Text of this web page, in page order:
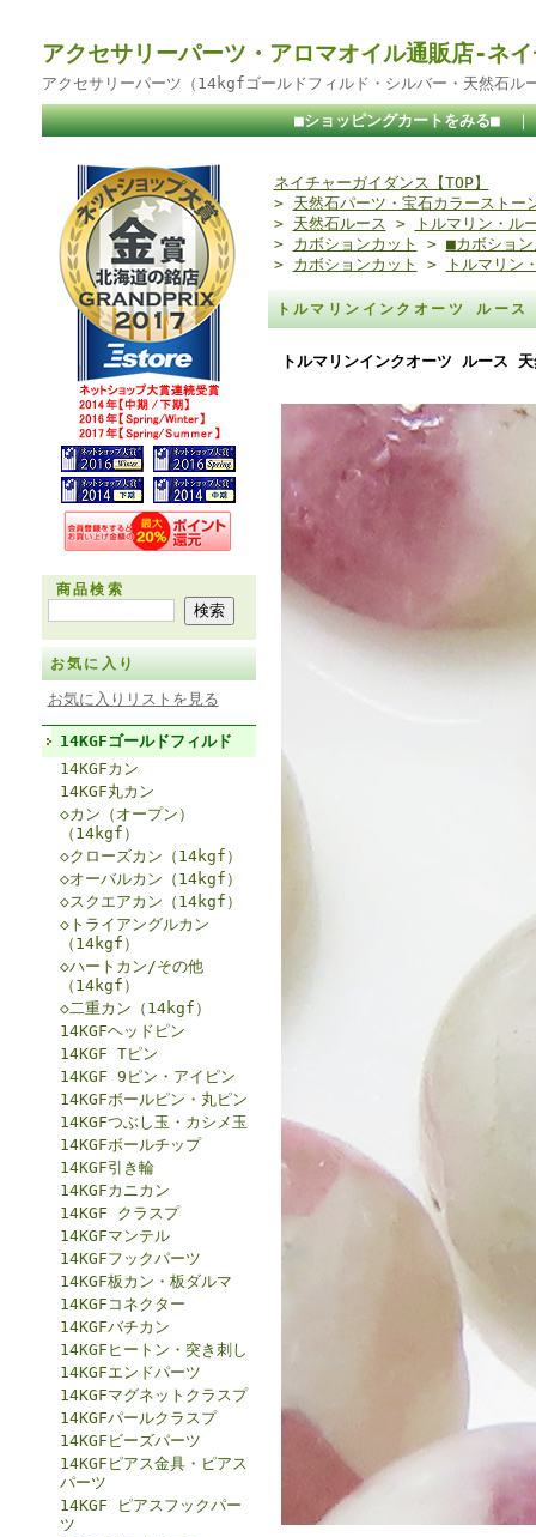
アクセサリーパーツ・アロマオイル通販店-ネ
アクセサリーパーツ（14kgfゴールドフィルド・シルバー・天然石ル
■ショッピングカートをみる■
商品検索
お気に入り
お気に入りリストを見る
14KGFゴールドフィルド
14KGFカン
14KGF丸カン
◇カン（オープン）
（14kgf）
◇クローズカン（14kgf）
◇オーバルカン（14kgf）
◇スクエアカン（14kgf）
◇トライアングルカン
（14kgf）
◇ハートカン/その他
（14kgf）
◇二重カン（14kgf）
14KGFヘッドピン
14KGF Tピン
14KGF 9ピン・アイピン
14KGFボールピン・丸ピン
14KGFつぶし玉・カシメ玉
14KGFボールチップ
14KGF引き輪
14KGFカニカン
14KGF クラスプ
14KGFマンテル
14KGFフックパーツ
14KGF板カン・板ダルマ
14KGFコネクター
14KGFバチカン
14KGFヒートン・突き刺し
14KGFエンドパーツ
14KGFマグネットクラスプ
14KGFパールクラスプ
14KGFビーズパーツ
14KGFピアス金具・ピアス
パーツ
14KGF ピアスフックパー
ツ
ネイチャーガイダンス【TOP】
> 天然石パーツ・宝石カラーストー
> 天然石ルース >
トルマリン・ル
> カボションカット > ■カボショ
> カボションカット > トルマリン
トルマリンインクオーツ ルー
トルマリンインクオーツ ルース